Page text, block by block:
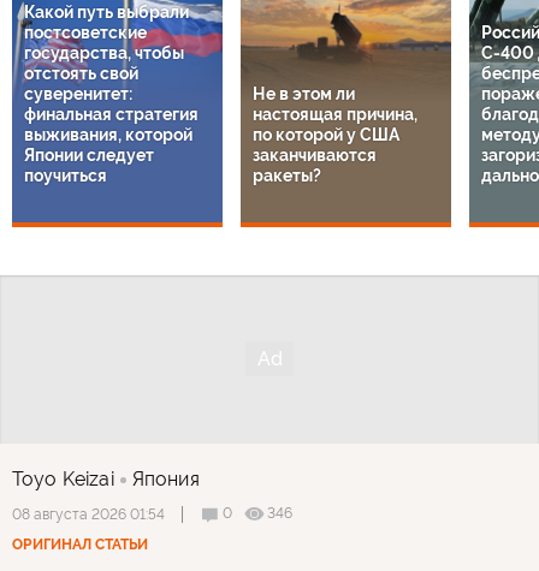
Какой путь выбрали
постсоветские
государства, чтобы
отстоять свой
суверенитет:
финальная стратегия
выживания, которой
Японии следует
поучиться
Не в этом ли
настоящая причина,
по которой у США
заканчиваются
ракеты?
С-400
Toyo Keizai Япония
08 августа 2026 01:54 0
346
ОРИГИНАЛ СТАТЬИ